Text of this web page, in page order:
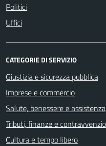
Politici
Uffici
CATEGORIE DI SERVIZIO
Giustizia e sicurezza pubblica
Imprese e commercio
Salute, benessere e assistenza
Tributi, finanze e
Cultura e tempo libero